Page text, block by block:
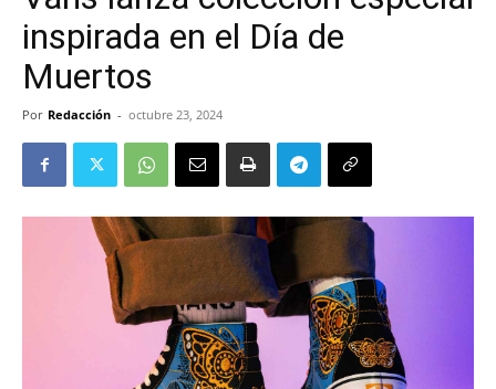
inspirada en el Día de
Muertos
Por Redacción - octubre 23, 2024